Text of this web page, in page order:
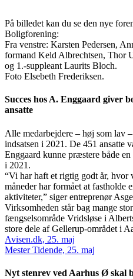
På billedet kan du se den nye
Boligforening:
Fra venstre: Karsten Pedersen,
formand Keld Albrechtsen, Thor
og 1.-suppleant Laurits Bloch.
Foto Elsebeth Frederiksen.
Succes hos A. Enggaard giver
ansatte
Alle medarbejdere – høj som lav
indsatsen i 2021. De 451 ansatte
Enggaard kunne præstere både
i 2021.
“Vi har haft et rigtig godt år, hvor
måneder har formået at
aktiviteter,” siger entreprenør
Virksomheden står bag mange
fængselsområde Vridsløse i
store dele af Gellerup-området i
Avisen.dk, 25. maj
Mester Tidende, 25. maj
Nyt stenrev ved Aarhus Ø skal